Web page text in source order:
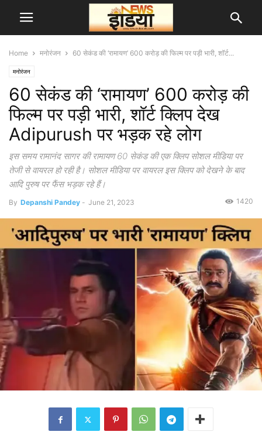
Home मनोरंजन 60 सेकंड की ‘रामायण’ 600 करोड़ की फिल्म पर पड़ी भारी, शॉर्ट...
मनोरंजन
60 सेकंड की ‘रामायण’ 600 करोड़ की
फिल्म पर पड़ी भारी, शॉर्ट क्लिप देख
Adipurush पर भड़क रहे लोग
इस समय रामानंद सागर की रामायण 60 सेकंड की एक क्लिप सोशल मीडिया पर
तेजी से वायरल हो रही है। सोशल मीडिया पर वायरल इस क्लिप को देखने के बाद
आदि पुरुष पर फैंस भड़क रहे हैं।
By Depanshi Pandey - June 21, 2023 1420